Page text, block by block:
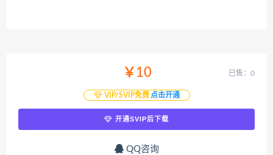
￥10
VIP/SVIP免费 点击开通
已售：0
开通SVIP后下载
QQ咨询